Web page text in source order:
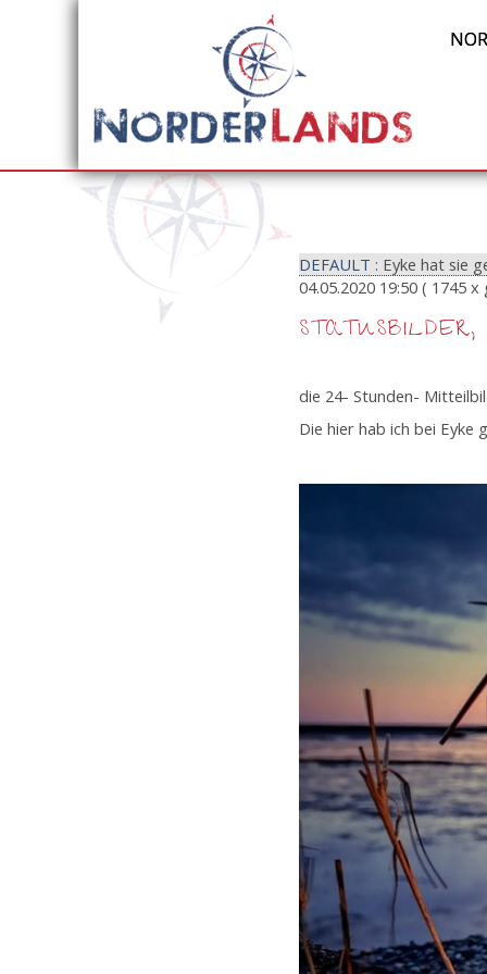
DEFAULT : Eyke hat sie
04.05.2020 19:50 ( 1745 x
STATUSBILDER,
die 24- Stunden-
Die hier hab ich bei Eyke